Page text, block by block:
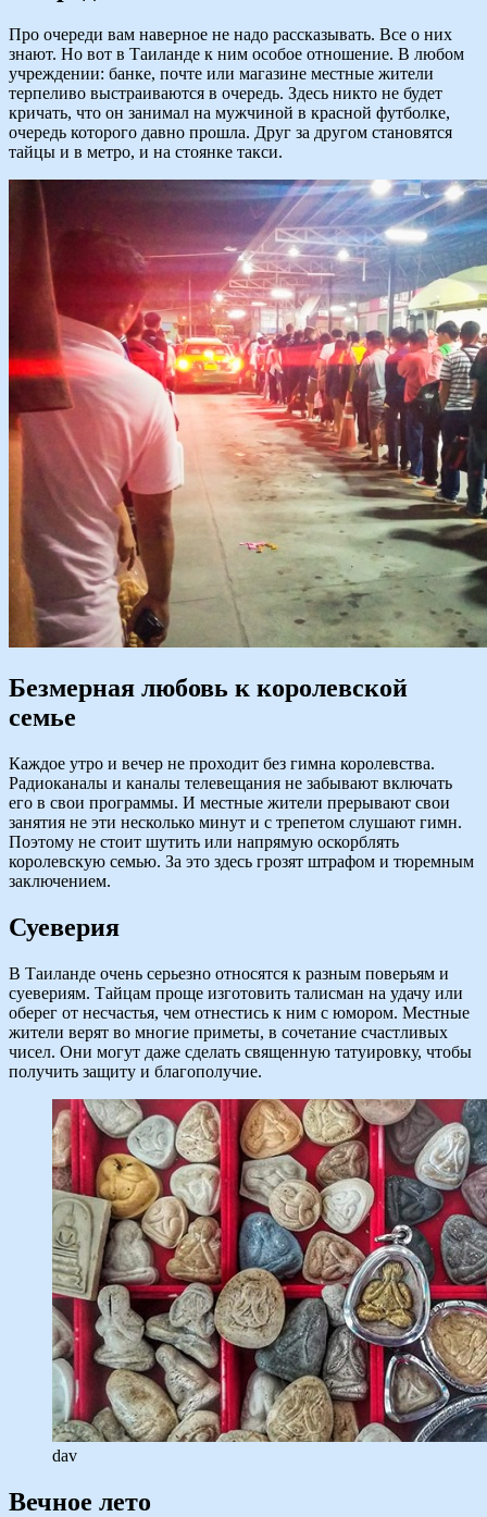
Про очереди вам наверное не надо рассказывать. Все о них
знают. Но вот в Таиланде к ним особое отношение. В любом
учреждении: банке, почте или магазине местные жители
терпеливо выстраиваются в очередь. Здесь никто не будет
кричать, что он занимал на мужчиной в красной футболке,
очередь которого давно прошла. Друг за другом становятся
тайцы и в метро, и на стоянке такси.
Безмерная любовь к королевской
семье
Каждое утро и вечер не проходит без гимна королевства.
Радиоканалы и каналы телевещания не забывают включать
его в свои программы. И местные жители прерывают свои
занятия не эти несколько минут и с трепетом слушают гимн.
Поэтому не стоит шутить или напрямую оскорблять
королевскую семью. За это здесь грозят штрафом и тюремным
заключением.
Суеверия
В Таиланде очень серьезно относятся к разным поверьям и
суевериям. Тайцам проще изготовить талисман на удачу или
оберег от несчастья, чем отнестись к ним с юмором. Местные
жители верят во многие приметы, в сочетание счастливых
чисел. Они могут даже сделать священную татуировку, чтобы
получить защиту и благополучие.
dav
Вечное лето